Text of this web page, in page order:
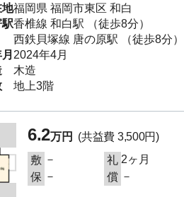
地福岡県 福岡市東区 和白
香椎線 和白駅 （徒歩8分）
西鉄貝塚線 唐の原駅 （徒歩8分）
2024年4月
木造
地上3階
6.2万円
(共益費 3,500円)
敷 － 礼 2ヶ月
保 － 償 －